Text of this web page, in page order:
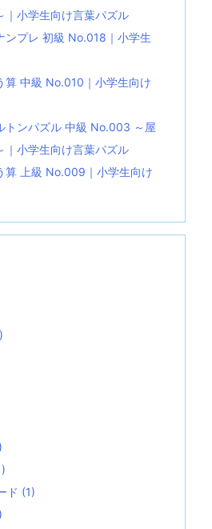
｜小学生向け言葉パズル
ンプレ 初級 No.018｜小学生
算 中級 No.010｜小学生向け
トンパズル 中級 No.003 ～屋
｜小学生向け言葉パズル
算 上級 No.009｜小学生向け
ド (1)